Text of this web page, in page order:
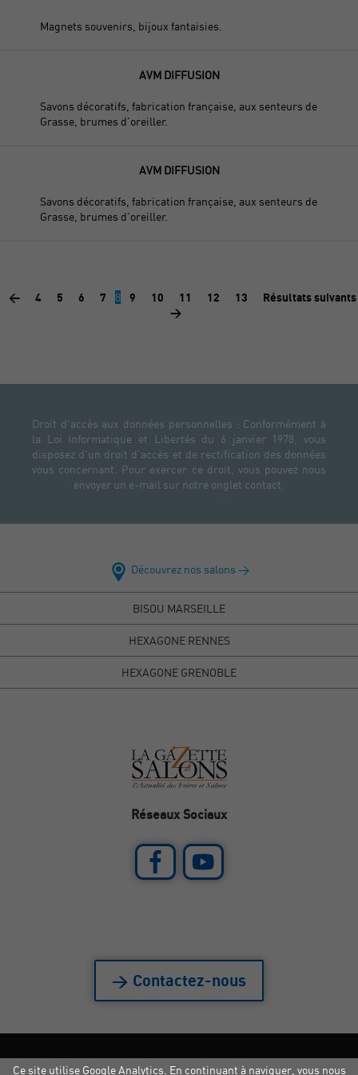
Ce site utilise Google Analytics. En continuant à naviguer, vous nous
Magnets souvenirs, bijoux fantaisies.
AVM DIFFUSION
Savons décoratifs, fabrication française, aux senteurs de
Grasse, brumes d'oreiller.
AVM DIFFUSION
Savons décoratifs, fabrication française, aux senteurs de
Grasse, brumes d'oreiller.
< 4 5 6 7 8 9 10 11 12 13
Résultats suivants
>
Droit d'accès aux données personnelles : Conformément à
la Loi Informatique et Libertés du 6 janvier 1978, vous
disposez d'un droit d'accès et de rectification des données
vous concernant. Pour exercer ce droit, vous pouvez nous
envoyer un e-mail sur notre onglet contact.
Découvrez nos salons >
BISOU MARSEILLE
HEXAGONE RENNES
HEXAGONE GRENOBLE
Réseaux Sociaux
> Contactez-nous